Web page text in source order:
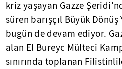
kriz yaşayan Gazze
süren barışçıl Büyük
bugün de devam ediyor.
alan El Bureyc Mülteci
sınırında toplanan